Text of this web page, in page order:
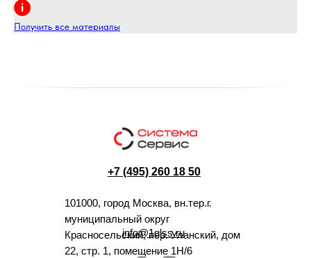
Получить все материалы
+7 (495) 260 18 50
101000, город Москва, вн.тер.г.
муниципальный округ
Красносельский, пер. Уланский, дом
22, стр. 1, помещение 1Н/6
info@1glss.ru